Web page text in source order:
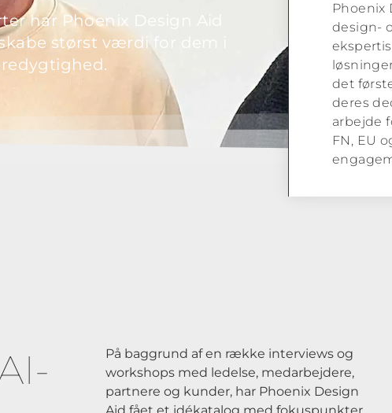
har Phoenix Design Aid
størst værdi for dem i
Phoenix
design-
det
deres
arbejde
FN, EU
På baggrund af en række interviews og
workshops med ledelse, medarbejdere,
partnere og kunder, har Phoenix Design